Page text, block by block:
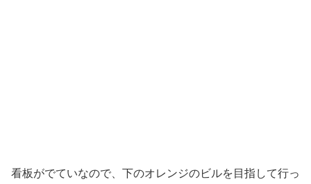
看板がでていなので、下のオレンジのビルを目指して行っ